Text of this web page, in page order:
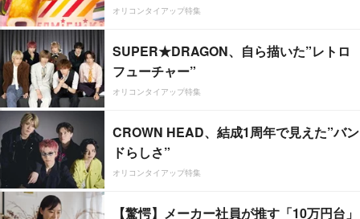
オリコンタイアップ特集
SUPER★DRAGON、自ら描いた”レトロ
フューチャー”
オリコンタイアップ特集
CROWN HEAD、結成1周年で見えた”バン
ドらしさ”
オリコンタイアップ特集
【驚愕】メーカー社員が推す「10万円台」